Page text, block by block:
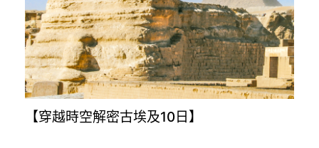
【穿越時空解密古埃及10日】